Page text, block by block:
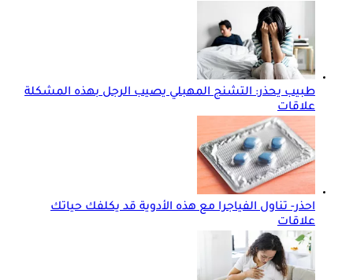
طبيب يحذر: التشنج المهبلي يصيب الرجل بهذه المشكلة
علاقات
احذر- تناول الفياجرا مع هذه الأدوية قد يكلفك حياتك
علاقات